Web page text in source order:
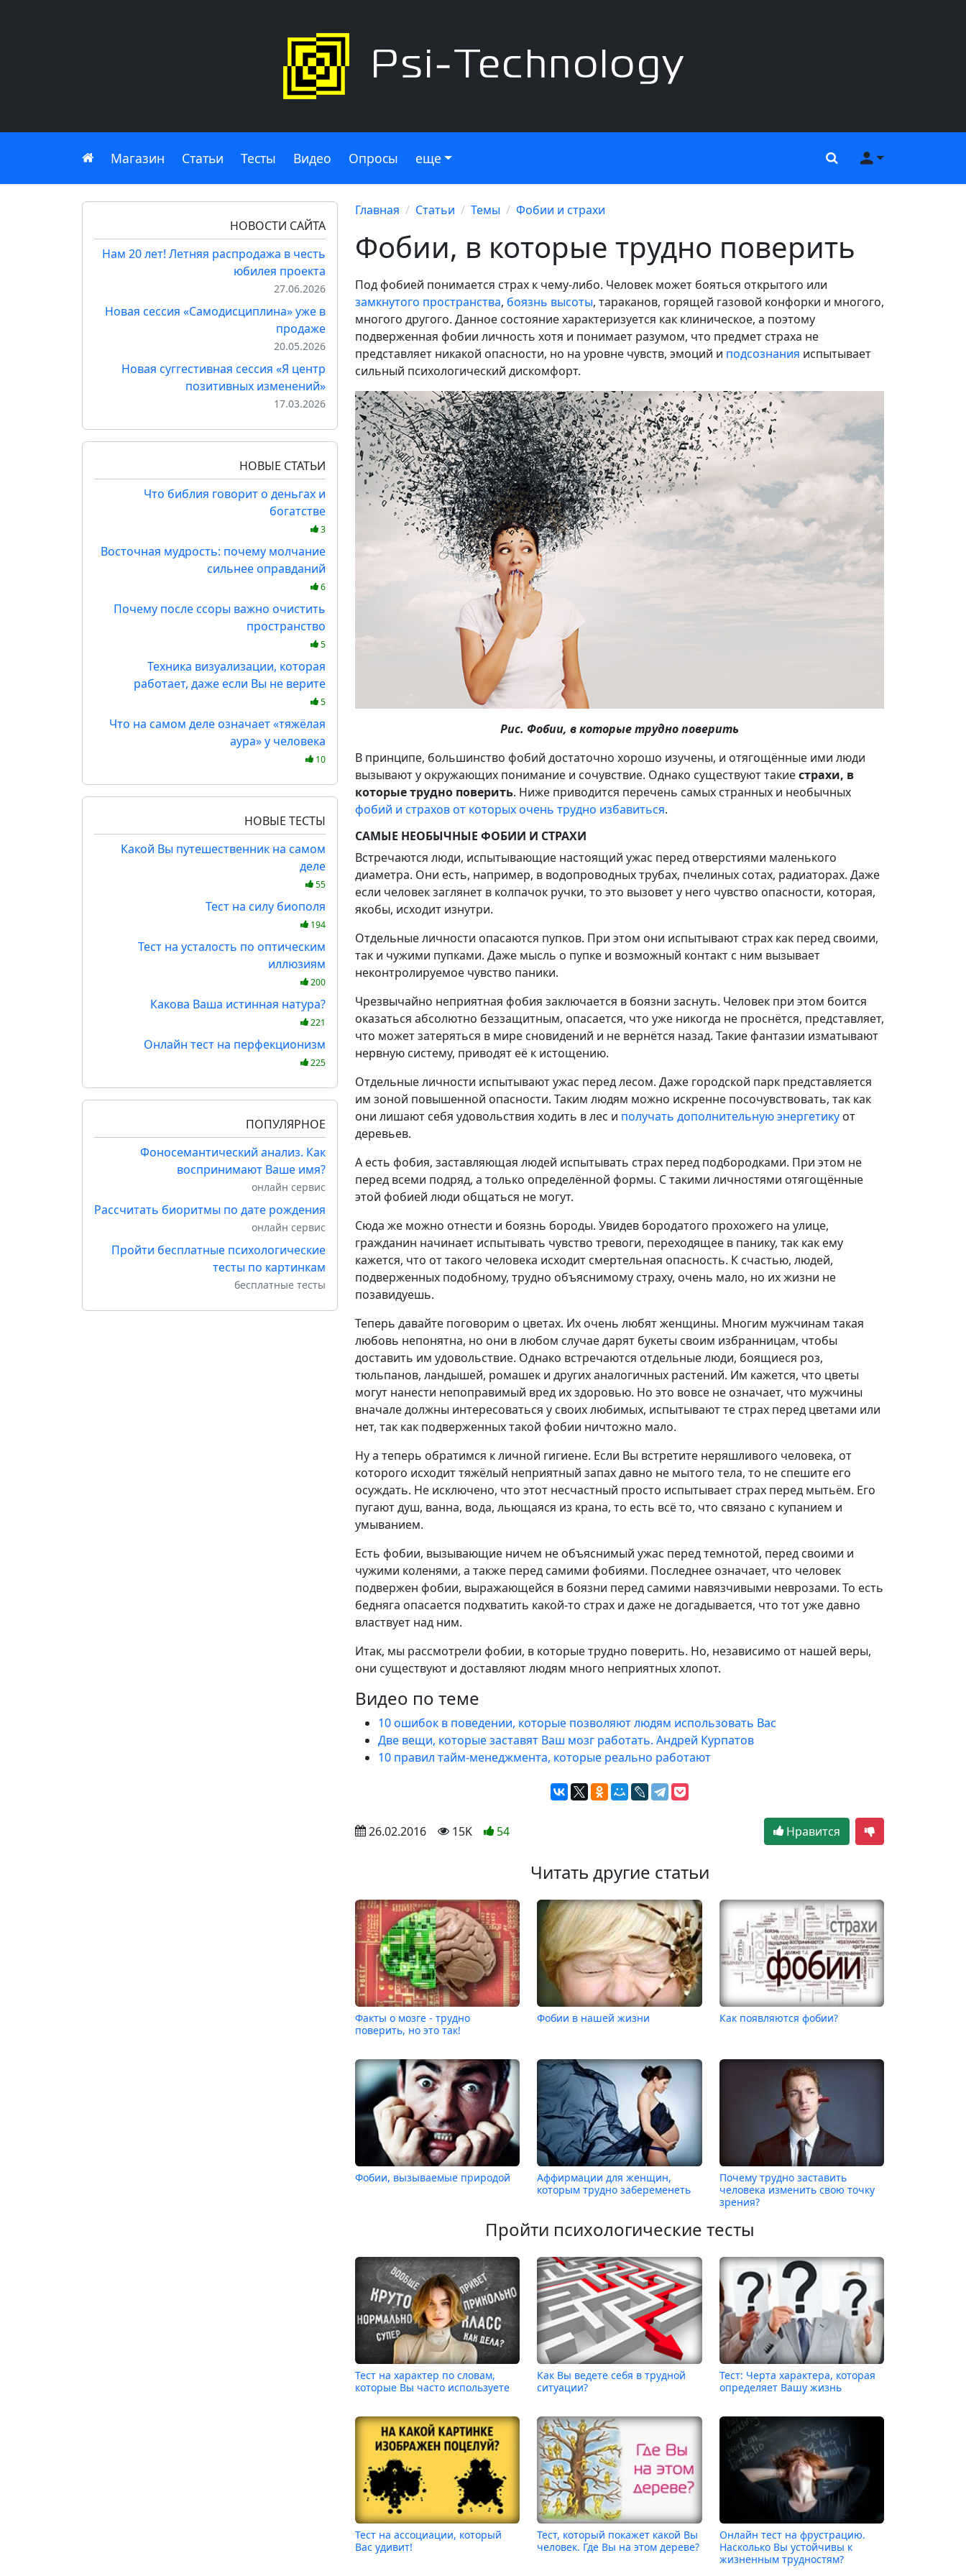
Главная
Магазин Статьи Тесты Видео Опросы еще ПоискМеню
НОВОСТИ САЙТА
Нам 20 лет! Летняя распродажа в честь
юбилея проекта
27.06.2026
Новая сессия «Самодисциплина» уже в
продаже
20.05.2026
Новая суггестивная сессия «Я центр
позитивных изменений»
17.03.2026
НОВЫЕ СТАТЬИ
Что библия говорит о деньгах и
богатстве
3
Восточная мудрость: почему молчание
сильнее оправданий
6
Почему после ссоры важно очистить
пространство
5
Техника визуализации, которая
работает, даже если Вы не верите
5
Что на самом деле означает «тяжёлая
аура» у человека
10
НОВЫЕ ТЕСТЫ
Какой Вы путешественник на самом
деле
55
Тест на силу биополя
194
Тест на усталость по оптическим
иллюзиям
200
Какова Ваша истинная натура?
221
Онлайн тест на перфекционизм
225
ПОПУЛЯРНОЕ
Фоносемантический анализ. Как
воспринимают Ваше имя?
онлайн сервис
Рассчитать биоритмы по дате рождения
онлайн сервис
Пройти бесплатные психологические
тесты по картинкам
бесплатные тесты
Главная Статьи Темы Фобии и страхи
Фобии, в которые трудно поверить
Под фобией понимается страх к чему-либо. Человек может бояться открытого или
замкнутого пространства, боязнь высоты, тараканов, горящей газовой конфорки и многого,
многого другого. Данное состояние характеризуется как клиническое, а поэтому
подверженная фобии личность хотя и понимает разумом, что предмет страха не
представляет никакой опасности, но на уровне чувств, эмоций и подсознания испытывает
сильный психологический дискомфорт.
Рис. Фобии, в которые трудно поверить
В принципе, большинство фобий достаточно хорошо изучены, и отягощённые ими люди
вызывают у окружающих понимание и сочувствие. Однако существуют такиестрахи, в
которые трудно поверить. Ниже приводится перечень самых странных и необычных
фобий и страхов от которых очень трудно избавиться.
САМЫЕ НЕОБЫЧНЫЕ ФОБИИ И СТРАХИ
Встречаются люди, испытывающие настоящий ужас перед отверстиями маленького
диаметра. Они есть, например, в водопроводных трубах, пчелиных сотах, радиаторах. Даже
если человек заглянет в колпачок ручки, то это вызовет у него чувство опасности, которая,
якобы, исходит изнутри.
Отдельные личности опасаются пупков. При этом они испытывают страх как перед своими,
так и чужими пупками. Даже мысль о пупке и возможный контакт с ним вызывает
неконтролируемое чувство паники.
Чрезвычайно неприятная фобия заключается в боязни заснуть. Человек при этом боится
оказаться абсолютно беззащитным, опасается, что уже никогда не проснётся, представляет,
что может затеряться в мире сновидений и не вернётся назад. Такие фантазии изматывают
нервную систему, приводят её к истощению.
Отдельные личности испытывают ужас перед лесом. Даже городской парк представляется
им зоной повышенной опасности. Таким людям можно искренне посочувствовать, так как
они лишают себя удовольствия ходить в лес и получать дополнительную энергетику от
деревьев.
А есть фобия, заставляющая людей испытывать страх перед подбородками. При этом не
перед всеми подряд, а только определённой формы. С такими личностями отягощённые
этой фобией люди общаться не могут.
Сюда же можно отнести и боязнь бороды. Увидев бородатого прохожего на улице,
гражданин начинает испытывать чувство тревоги, переходящее в панику, так как ему
кажется, что от такого человека исходит смертельная опасность. К счастью, людей,
подверженных подобному, трудно объяснимому страху, очень мало, но их жизни не
позавидуешь.
Теперь давайте поговорим о цветах. Их очень любят женщины. Многим мужчинам такая
любовь непонятна, но они в любом случае дарят букеты своим избранницам, чтобы
доставить им удовольствие. Однако встречаются отдельные люди, боящиеся роз,
тюльпанов, ландышей, ромашек и других аналогичных растений. Им кажется, что цветы
могут нанести непоправимый вред их здоровью. Но это вовсе не означает, что мужчины
вначале должны интересоваться у своих любимых, испытывают те страх перед цветами или
нет, так как подверженных такой фобии ничтожно мало.
Ну а теперь обратимся к личной гигиене. Если Вы встретите неряшливого человека, от
которого исходит тяжёлый неприятный запах давно не мытого тела, то не спешите его
осуждать. Не исключено, что этот несчастный просто испытывает страх перед мытьём. Его
пугают душ, ванна, вода, льющаяся из крана, то есть всё то, что связано с купанием и
умыванием.
Есть фобии, вызывающие ничем не объяснимый ужас перед темнотой, перед своими и
чужими коленями, а также перед самими фобиями. Последнее означает, что человек
подвержен фобии, выражающейся в боязни перед самими навязчивыми неврозами. То есть
бедняга опасается подхватить какой-то страх и даже не догадывается, что тот уже давно
властвует над ним.
Итак, мы рассмотрели фобии, в которые трудно поверить. Но, независимо от нашей веры,
они существуют и доставляют людям много неприятных хлопот.
Видео по теме
10 ошибок в поведении, которые позволяют людям использовать Вас
Две вещи, которые заставят Ваш мозг работать. Андрей Курпатов
10 правил тайм-менеджмента, которые реально работают
26.02.2016 15K 54 Нравится
Читать другие статьи
Факты о мозге - трудно
поверить, но это так!
Фобии в нашей жизни Как появляются фобии?
Фобии, вызываемые природой
Аффирмации для женщин,
которым трудно забеременеть
Почему трудно заставить
человека изменить свою точку
зрения?
Пройти психологические тесты
Тест на характер по словам,
которые Вы часто используете
Как Вы ведете себя в трудной
ситуации?
Тест: Черта характера, которая
определяет Вашу жизнь
Тест на ассоциации, который
Вас удивит!
Тест, который покажет какой Вы
человек. Где Вы на этом дереве?
Онлайн тест на фрустрацию.
Насколько Вы устойчивы к
жизненным трудностям?